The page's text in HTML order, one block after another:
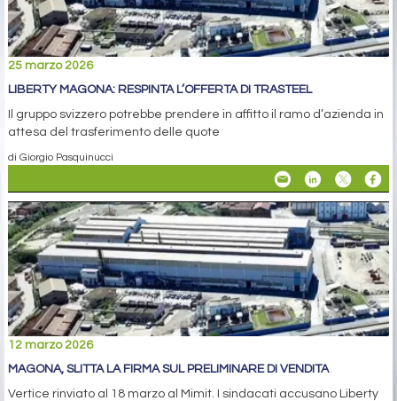
25 marzo 2026
LIBERTY MAGONA: RESPINTA L’OFFERTA DI TRASTEEL
Il gruppo svizzero potrebbe prendere in affitto il ramo d’azienda in
attesa del trasferimento delle quote
di Giorgio Pasquinucci
12 marzo 2026
MAGONA, SLITTA LA FIRMA SUL PRELIMINARE DI VENDITA
Vertice rinviato al 18 marzo al Mimit. I sindacati accusano Liberty